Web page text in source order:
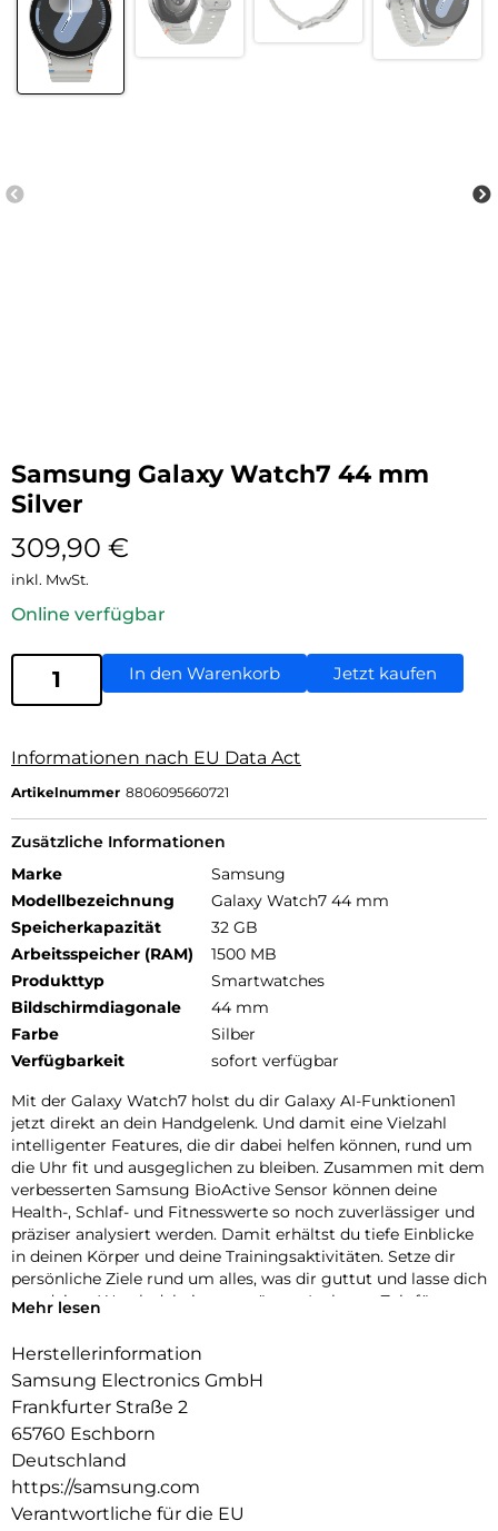
Samsung Galaxy Watch7 44 mm
Silver
309,90 €
inkl. MwSt.
Online verfügbar
In den Warenkorb Jetzt kaufen
Informationen nach EU Data Act
Artikelnummer 8806095660721
Zusätzliche Informationen
Marke
Samsung
Modellbezeichnung
Galaxy Watch7 44 mm
Speicherkapazität
32 GB
Arbeitsspeicher (RAM)
1500 MB
Produkttyp
Smartwatches
Bildschirmdiagonale
44 mm
Farbe
Silber
Verfügbarkeit
sofort verfügbar
Mit der Galaxy Watch7 holst du dir Galaxy AI-Funktionen1
jetzt direkt an dein Handgelenk. Und damit eine Vielzahl
intelligenter Features, die dir dabei helfen können, rund um
die Uhr fit und ausgeglichen zu bleiben. Zusammen mit dem
verbesserten Samsung BioActive Sensor können deine
Health-, Schlaf- und Fitnesswerte so noch zuverlässiger und
präziser analysiert werden. Damit erhältst du tiefe Einblicke
in deinen Körper und deine Trainingsaktivitäten. Setze dir
persönliche Ziele rund um alles, was dir guttut und lasse dich
von deiner Watch dabei unterstützen. Ist heute Zeit für
täglichen Energiewert, der erweiterten Schlafanalyse und
Funktionen ermittelt die Galaxy Watch7 für dich deine
Tagesform.
Obwohl die Galaxy Watch7 vollgepackt ist mit vielseitigen
Funktionen, liegt ihr Aluminium Gehäuse angenehm flach
und leicht an deinem Handgelenk. Zeitlos schön und
dennoch voll im Trend sind die natürlichen Farbvarianten
Mehr lesen
Herstellerinformation
Samsung Electronics GmbH
Frankfurter Straße 2
65760 Eschborn
Deutschland
https://samsung.com
Verantwortliche für die EU